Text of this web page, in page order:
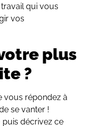
travail qui vous
vos
plus
?
vous répondez à
se vanter !
puis décrivez ce